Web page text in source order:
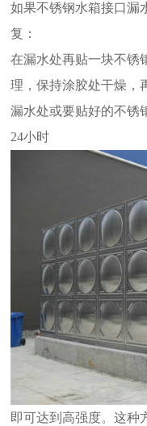
如果不锈钢水箱接口漏
复：
在漏水处再贴一块不锈
理，保持涂胶处干燥，
漏水处或要贴好的不锈
24小时
即可达到高强度。这种